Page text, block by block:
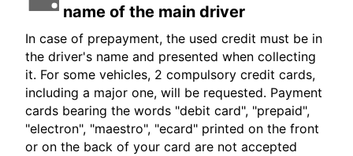
name of the main driver
In case of prepayment, the used credit must be in
the driver's name and presented when collecting
it. For some vehicles, 2 compulsory credit cards,
including a major one, will be requested. Payment
cards bearing the words "debit card", "prepaid",
"electron", "maestro", "ecard" printed on the front
or on the back of your card are not accepted